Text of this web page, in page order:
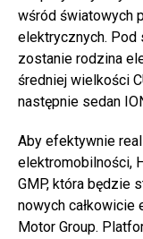
wśród światowych
elektrycznych. Pod
zostanie rodzina
średniej wielkości
następnie sedan
Aby efektywnie
elektromobilności,
GMP, która będzie
nowych całkowicie
Motor Group.